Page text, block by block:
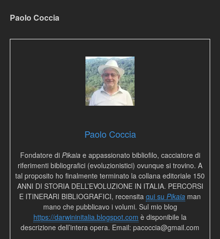
Paolo Coccia
Paolo Coccia
Fondatore di Pikaiae appassionato bibliofilo, cacciatore di
riferimenti bibliografici (evoluzionistici) ovunque si trovino. A
tal proposito ho finalmente terminato la collana editoriale 150
ANNI DI STORIA DELL’EVOLUZIONE IN ITALIA. PERCORSI
E ITINERARI BIBLIOGRAFICI, recensita qui su Pikaia man
mano che pubblicavo i volumi. Sul mio blog
https://darwininitalia.blogspot.com è disponibile la
descrizione dell’intera opera. Email: pacoccia@gmail.com